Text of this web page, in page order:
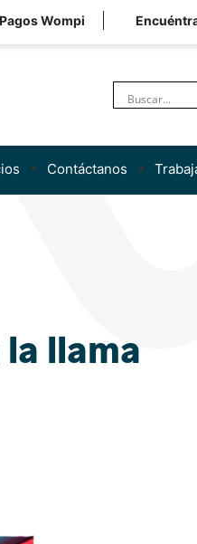
Pagos Wompi
Contáctanos
llama